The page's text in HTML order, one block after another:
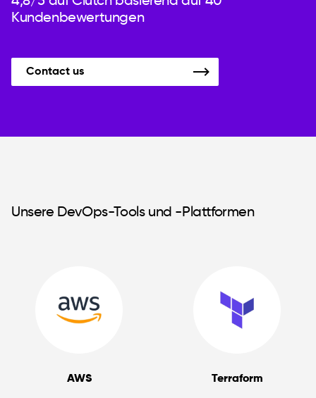
Kundenbewertungen
Contact us
Unsere DevOps-Tools und -Plattformen
AWS Terraform